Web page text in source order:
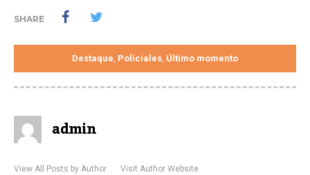
SHARE
Destaque, Policiales, Último momento
admin
View All Posts by Author Visit Author Website